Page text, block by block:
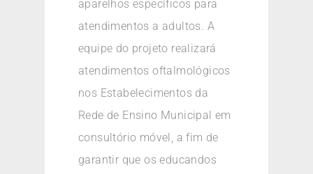
aparelhos específicos para
atendimentos a adultos. A
equipe do projeto realizará
atendimentos oftalmológicos
nos Estabelecimentos da
Rede de Ensino Municipal em
consultório móvel, a fim de
garantir que os educandos